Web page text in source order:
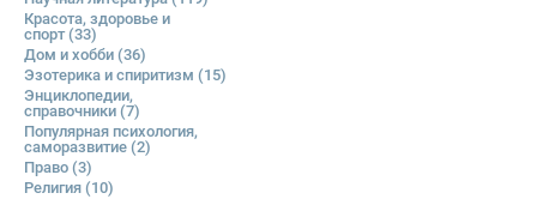
Красота, здоровье и
спорт(33)
Дом и хобби (36)
Эзотерика и спиритизм (15)
Энциклопедии,
справочники (7)
Популярная психология,
саморазвитие (2)
Право (3)
Религия (10)